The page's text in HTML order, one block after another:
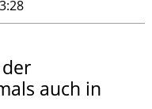
auch in